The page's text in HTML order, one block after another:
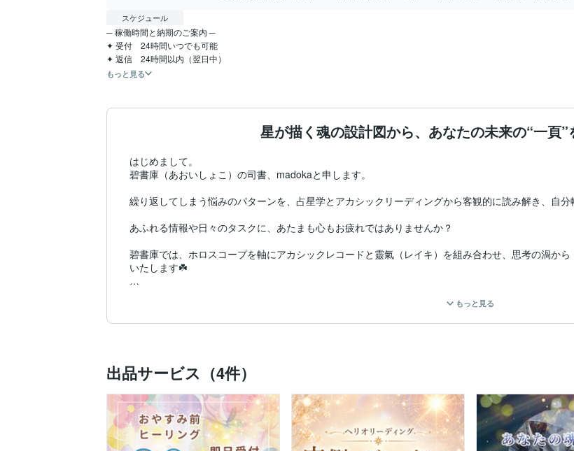
スケジュール
─ 稼働時間と納期のご案内 ─
✦ 受付　24時間いつでも可能
✦ 返信　24時間以内（翌日中）
もっと見る
星が描く魂の設計図から、あなたの未来の“一頁”
はじめまして。
碧書庫（あおいしょこ）の司書、madokaと申します。
繰り返してしまう悩みのパターンを、占星学とアカシックリーディングから客観的に読み解き、自分
​あふれる情報や日々のタスクに、あたまも心もお疲れではありませんか？
碧書庫では、ホロスコープを軸にアカシックレコードと靈氣（レイキ）を組み合わせ、思考の渦か
いたします☘️
​✓ なぜか同じパターンを繰り返してしまう
✓ 自分の強みが分からない
✓ 頭の中を整理したい
もっと見る
出品サービス（4件）